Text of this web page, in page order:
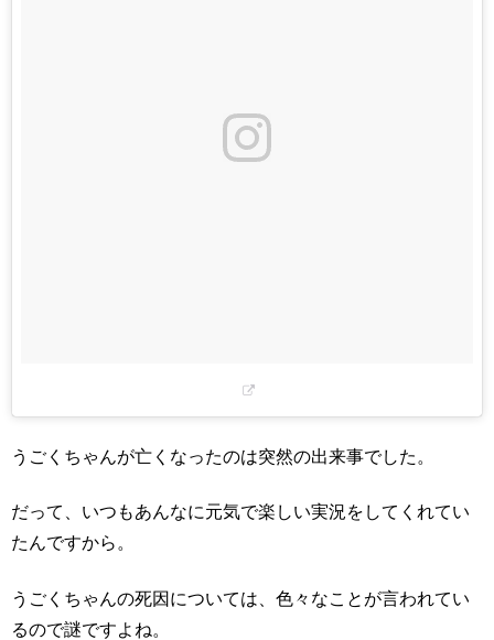
うごくちゃんが亡くなったのは突然の出来事でした。
だって、いつもあんなに元気で楽しい実況をしてくれてい
たんですから。
うごくちゃんの死因については、色々なことが言われてい
るので謎ですよね。